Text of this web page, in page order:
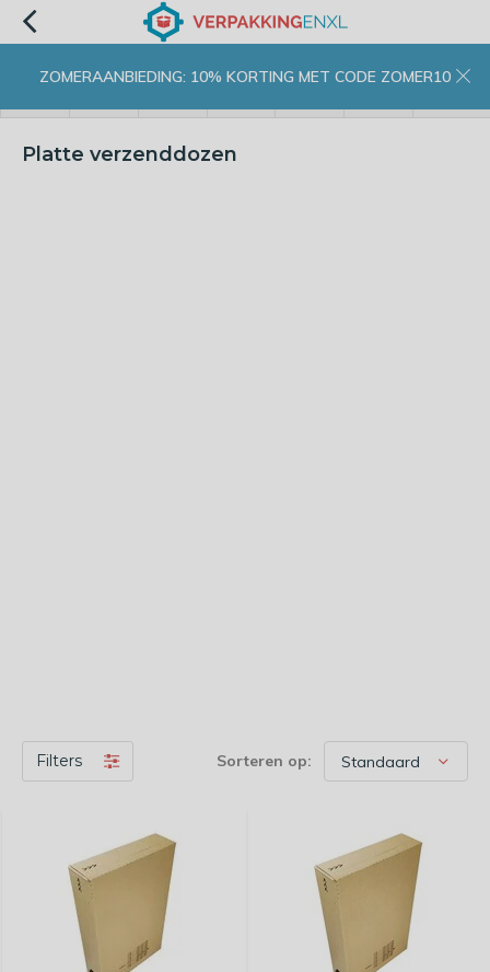
ZOMERAANBIEDING: 10% KORTING MET CODE ZOMER10
Platte verzenddozen
Filters Sorteren op: